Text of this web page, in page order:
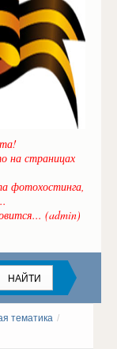
на страницах
фотохостинга,
(admin)
тематика /